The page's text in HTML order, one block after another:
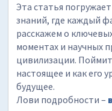
Эта статья
знаний, где каждый
расскажем о
моментах и научных
цивилизации.
настоящее и как его
будущее.
Лови подробности –